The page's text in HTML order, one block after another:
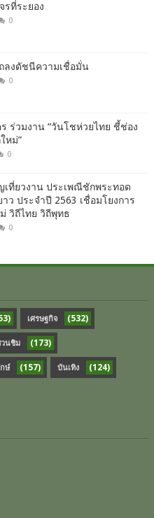
ที่ระยอง
0
ลงดัชนีความเชื่อมั่น​
0
ร่วมงาน “วันโชห่วยไทย ชี้ช่อง
หม่”
0
ที่ยวงาน ประเพณีชักพระทอด
ว ประจำปี 2563 เชื่อมโยงการ
วิถีไทย วิถีพุทธ
0
เศรษฐกิจ (532)
นชิม (173)
ษ์ (157) บันเทิง (124)